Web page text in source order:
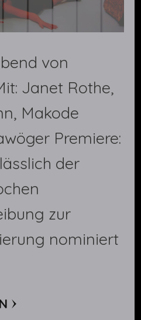
von
Janet Rothe,
Makode
Premiere:
der
zur
nominiert